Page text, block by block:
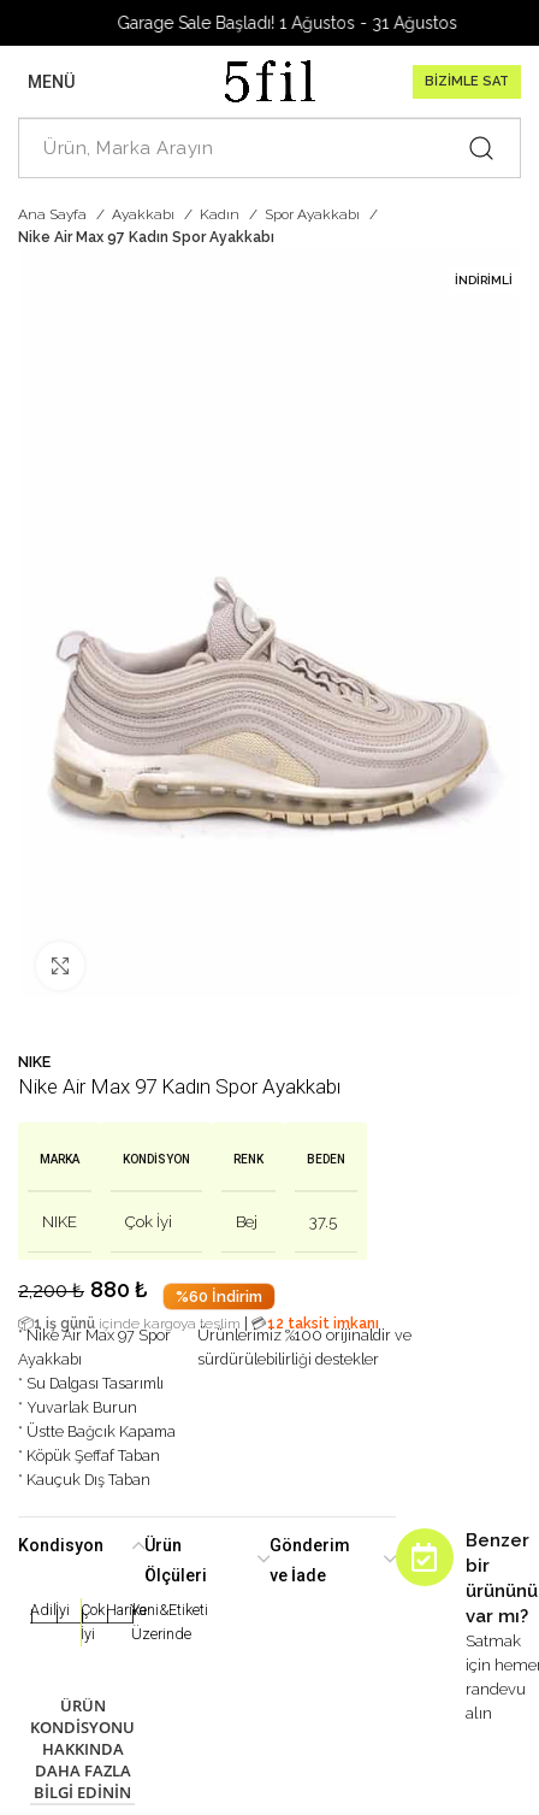
Garage Sale Başladı! 1 Ağustos - 31 Ağustos 2026
MENÜ BİZİMLE SAT
Ana Sayfa Ayakkabı Kadın
Spor Ayakkabı
Nike Air Max 97 Kadın Spor Ayakkabı
İNDIRIMLI
NIKE
Nike Air Max 97 Kadın Spor Ayakkabı
MARKA
NIKE
KONDISYON
Çok İyi
RENK
Bej
BEDEN
37.5
2,200₺ 880 ₺ %60 İndirim
📦1 iş günü içinde kargoya teslim 💳12 taksit imkanı
* Nike Air Max 97 Spor
Ayakkabı
* Su Dalgası Tasarımlı
* Yuvarlak Burun
* Üstte Bağcık Kapama
* Köpük Şeffaf Taban
* Kauçuk Dış Taban
Ürünlerimiz %100 orijinaldir ve
sürdürülebilirliği destekler
Kondisyon
|Adil|İyi |Çok
İyi
|Harika
|Yeni&Etiketi
Üzerinde
ÜRÜN
KONDISYONU
HAKKINDA
DAHA FAZLA
BILGI EDININ
Ürün
Ölçüleri
Gönderim
ve İade
Benzer
bir
var mı?
Satmak
için
randevu
alın